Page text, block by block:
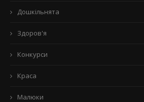
Дошкільнята
Здоров'я
Конкурси
Краса
Малюки